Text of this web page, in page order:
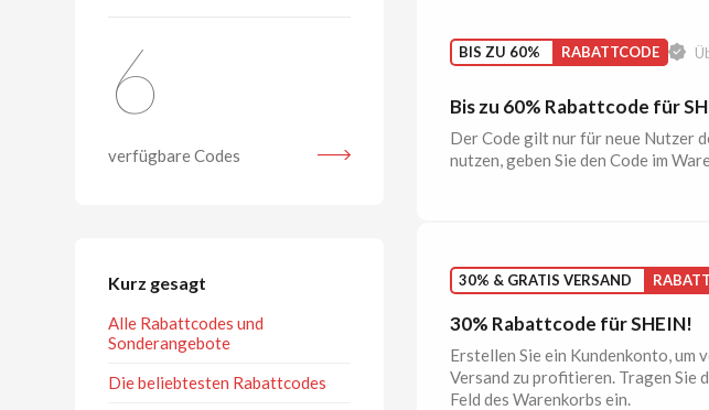
6
verfügbare Codes
Kurz gesagt
Alle Rabattcodes und
Sonderangebote
Die beliebtesten Rabattcodes
BIS ZU 60% RABATTCODE
Bis zu 60% Rabattcode für
Der Code gilt nur für neue Nutzer
nutzen, geben Sie den Code im
30% & GRATIS VERSAND
30% Rabattcode für SHEIN!
Erstellen Sie ein Kundenkonto, um
Versand zu profitieren. Tragen Sie
Feld des Warenkorbs ein.